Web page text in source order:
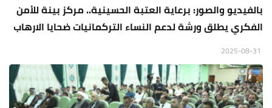
بالفيديو والصور: برعاية العتبة الحسينية.. مركز بينة للأمن
الفكري يطلق ورشة لدعم النساء التركمانيات ضحايا الارهاب